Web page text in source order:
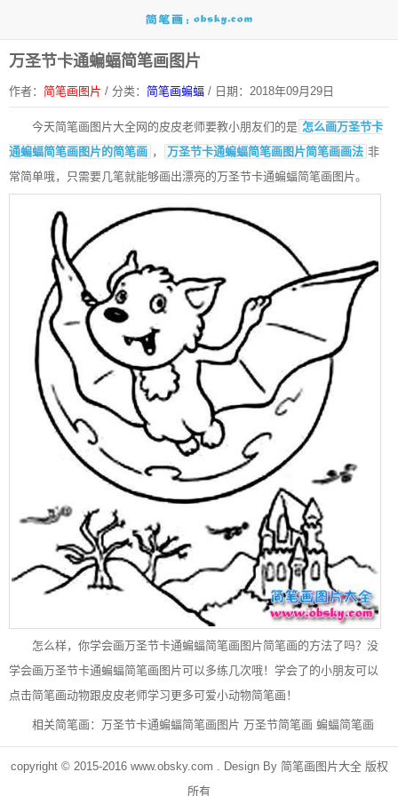
万圣节卡通蝙蝠简笔画图片
作者： 简笔画图片 / 分类： 简笔画蝙蝠 / 日期：2018年09月29日
今天简笔画图片大全网的皮皮老师要教小朋友们的是 怎么画万圣节卡
通蝙蝠简笔画图片的简笔画 ， 万圣节卡通蝙蝠简笔画图片简笔画画法 非
常简单哦，只需要几笔就能够画出漂亮的万圣节卡通蝙蝠简笔画图片。
怎么样，你学会画万圣节卡通蝙蝠简笔画图片简笔画的方法了吗？没
学会画万圣节卡通蝙蝠简笔画图片可以多练几次哦！学会了的小朋友可以
点击简笔画动物跟皮皮老师学习更多可爱小动物简笔画！
相关简笔画： 万圣节卡通蝙蝠简笔画图片 万圣节简笔画 蝙蝠简笔画
copyright © 2015-2016 www.obsky.com . Design By 简笔画图片大全版权
所有